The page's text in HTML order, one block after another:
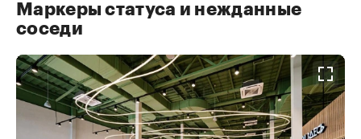
Маркеры статуса и нежданные
соседи